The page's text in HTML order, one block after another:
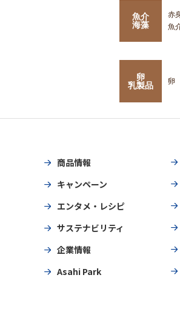
魚介
海藻
赤
魚
卵
乳製品
卵
商品情報
キャンペーン
エンタメ・レシピ
サステナビリティ
企業情報
Asahi Park